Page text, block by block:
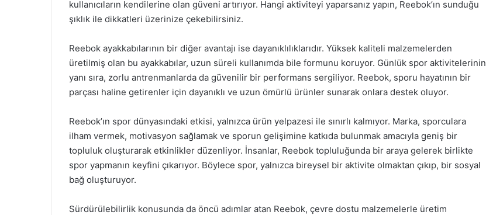
kullanıcıların kendilerine olan güveni artırıyor. Hangi aktiviteyi yaparsanız yapın, Reebok’ın sunduğu
şıklık ile dikkatleri üzerinize çekebilirsiniz.
Reebok ayakkabılarının bir diğer avantajı ise dayanıklılıklarıdır. Yüksek kaliteli malzemelerden
üretilmiş olan bu ayakkabılar, uzun süreli kullanımda bile formunu koruyor. Günlük spor aktivitelerinin
yanı sıra, zorlu antrenmanlarda da güvenilir bir performans sergiliyor. Reebok, sporu hayatının bir
parçası haline getirenler için dayanıklı ve uzun ömürlü ürünler sunarak onlara destek oluyor.
Reebok’ın spor dünyasındaki etkisi, yalnızca ürün yelpazesi ile sınırlı kalmıyor. Marka, sporculara
ilham vermek, motivasyon sağlamak ve sporun gelişimine katkıda bulunmak amacıyla geniş bir
topluluk oluşturarak etkinlikler düzenliyor. İnsanlar, Reebok topluluğunda bir araya gelerek birlikte
spor yapmanın keyfini çıkarıyor. Böylece spor, yalnızca bireysel bir aktivite olmaktan çıkıp, bir sosyal
bağ oluşturuyor.
Sürdürülebilirlik konusunda da öncü adımlar atan Reebok, çevre dostu malzemelerle üretim